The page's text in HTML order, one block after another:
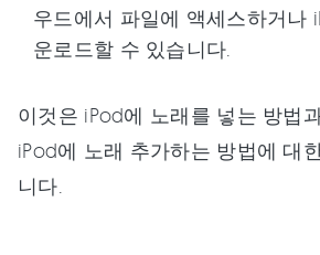
우드에서 파일에 액세스하거나
운로드할 수 있습니다.
이것은 iPod에 노래를 넣는 방법
iPod에 노래 추가하는 방법에 대
니다.